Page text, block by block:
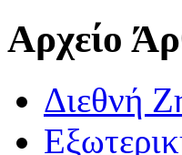
Αρχείο
Διεθνή